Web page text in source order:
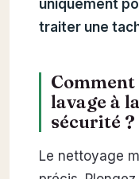
uniquement
traiter une
lavage à
sécurité ?
Le nettoyage